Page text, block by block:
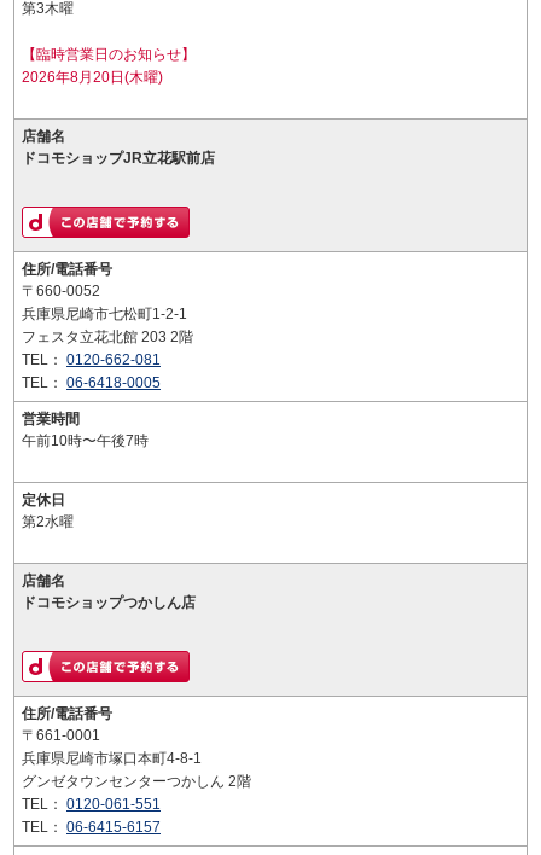
第3木曜
【臨時営業日のお知らせ】
2026年8月20日(木曜)
店舗名
ドコモショップJR立花駅前店
住所/電話番号
〒660-0052
兵庫県尼崎市七松町1-2-1
フェスタ立花北館 203 2階
TEL： 0120-662-081
TEL： 06-6418-0005
営業時間
午前10時〜午後7時
定休日
第2水曜
店舗名
ドコモショップつかしん店
住所/電話番号
〒661-0001
兵庫県尼崎市塚口本町4-8-1
グンゼタウンセンターつかしん 2階
TEL： 0120-061-551
TEL： 06-6415-6157